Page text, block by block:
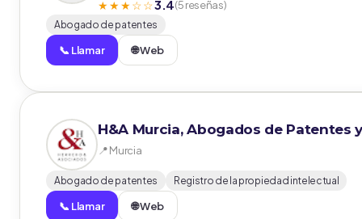
★★★☆☆3.4(5 reseñas)
Abogado de patentes
📞 Llamar 🌐 Web
H&A Murcia, Abogados de
📍 Murcia
Abogado de patentes Registro de la propiedad intelectual
📞 Llamar 🌐 Web